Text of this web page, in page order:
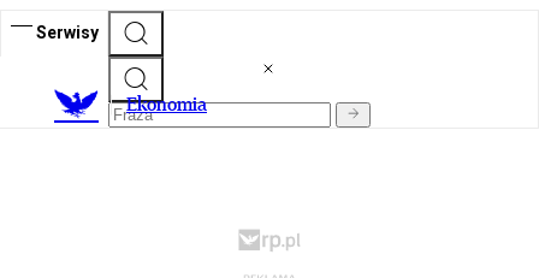
Serwisy
Ekonomia